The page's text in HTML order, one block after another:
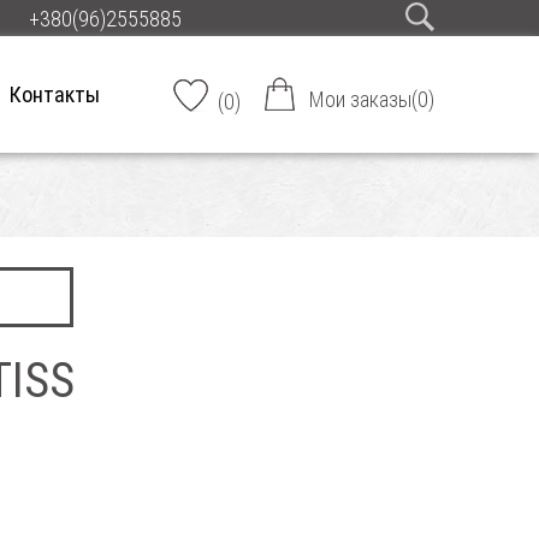
+380(96)2555885
Контакты (0) Мои заказы(0)